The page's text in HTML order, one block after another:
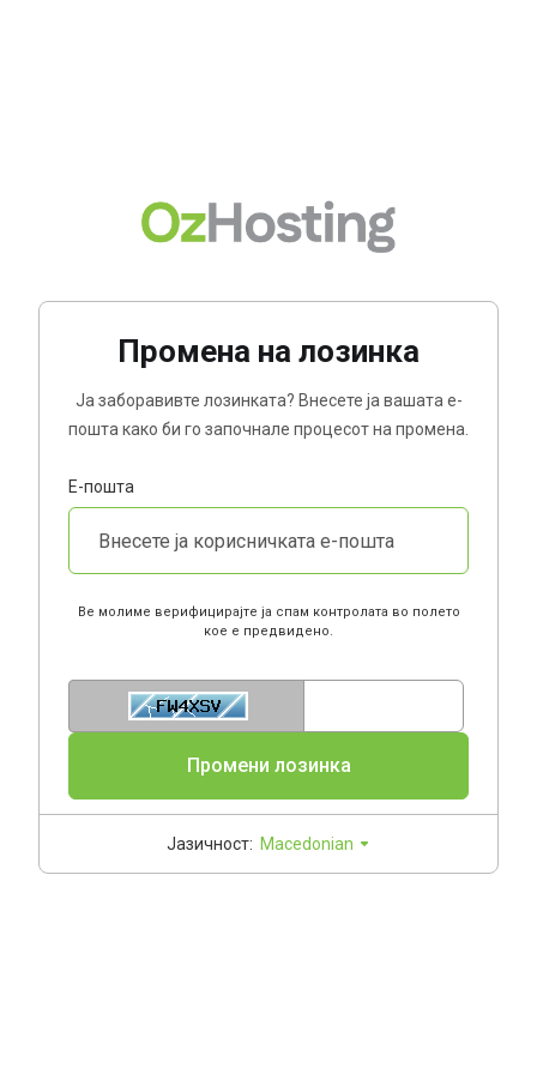
Промена на лозинка
Ја заборавивте лозинката? Внесете ја вашата е-
пошта како би го започнале процесот на промена.
Е-пошта
Ве молиме верифицирајте ја спам контролата во полето
кое е предвидено.
Промени лозинка
Јазичност: Macedonian